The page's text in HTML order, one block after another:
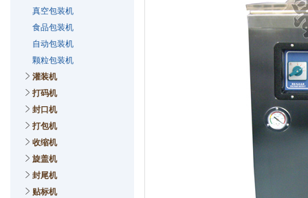
真空包装机
食品包装机
自动包装机
颗粒包装机
灌装机
打码机
封口机
打包机
收缩机
旋盖机
封尾机
贴标机